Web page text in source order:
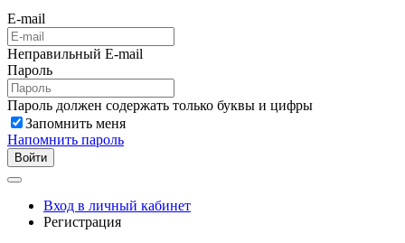
E-mail
Неправильный E-mail
Пароль
Пароль должен содержать только буквы и цифры
Запомнить меня
Напомнить пароль
Войти
Вход в личный кабинет
Регистрация